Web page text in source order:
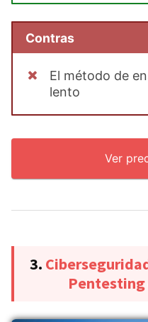
Contras
El método de
lento
Ver
3.
Pentesting